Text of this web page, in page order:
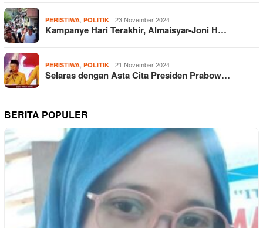
PERISTIWA, POLITIK 23 November 2024
Kampanye Hari Terakhir, Almaisyar-Joni H…
PERISTIWA, POLITIK 21 November 2024
Selaras dengan Asta Cita Presiden Prabow…
BERITA POPULER